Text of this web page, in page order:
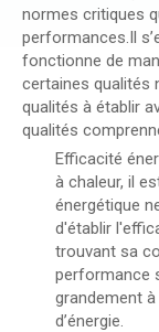
normes critiques
performances.Il
fonctionne de
certaines qualités
qualités à établir
qualités
Efficacité
à chaleur, il
énergétique
d'établir
trouvant sa
performance
grandement
d’énergie.